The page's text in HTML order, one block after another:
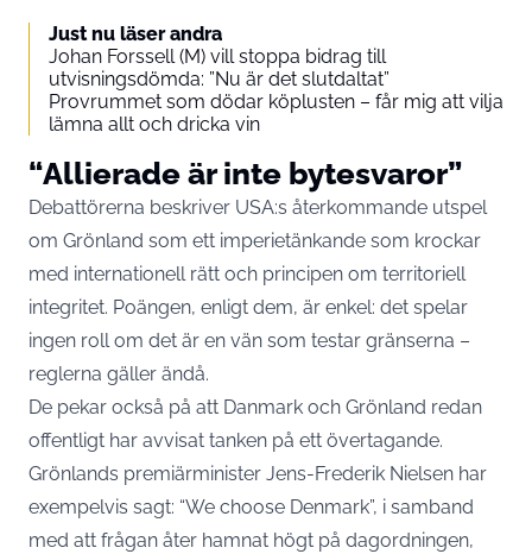
Just nu läser andra
Johan Forssell (M) vill stoppa bidrag till
utvisningsdömda: ”Nu är det slutdaltat”
Provrummet som dödar köplusten – får mig att vilja
lämna allt och dricka vin
“Allierade är inte bytesvaror”
Debattörerna beskriver USA:s återkommande utspel
om Grönland som ett imperietänkande som krockar
med internationell rätt och principen om territoriell
integritet. Poängen, enligt dem, är enkel: det spelar
ingen roll om det är en vän som testar gränserna –
reglerna gäller ändå.
De pekar också på att Danmark och Grönland redan
offentligt har avvisat tanken på ett övertagande.
Grönlands premiärminister Jens-Frederik Nielsen har
exempelvis sagt: “We choose Denmark”, i samband
med att frågan åter hamnat högt på dagordningen,